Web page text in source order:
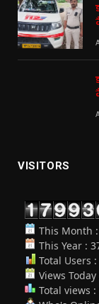
VISITORS
This Month :
This Year :
Total Users
Views
Total views :